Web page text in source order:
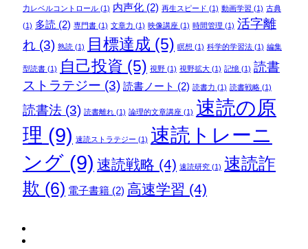
力レベルコントロール(1) 内声化(2) 再生スピード (1) 動画学習 (1) 古典
(1) 多読 (2) 専門書(1) 文章力 (1) 映像講座(1) 時間管理 (1) 活字離
れ(3) 熟読(1) 目標達成 (5) 瞑想 (1) 科学的学習法(1) 編集
型読書(1) 自己投資 (5) 視野(1) 視野拡大(1) 記憶(1) 読書
ストラテジー (3) 読書ノート (2) 読書力 (1) 読書戦略(1)
読書法(3) 読書離れ(1) 論理的文章講座(1) 速読の原
理 (9) 速読ストラテジー (1) 速読トレーニ
ング(9) 速読戦略 (4) 速読研究(1) 速読詐
欺 (6) 電子書籍(2) 高速学習 (4)